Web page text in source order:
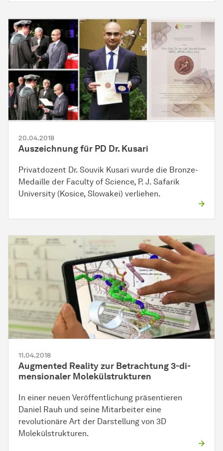
20.04.2018
Auszeichnung für PD Dr. Kusari
Privatdozent Dr. Souvik Kusari wurde die Bronze-
Medaille der Faculty of Science, P. J. Safarik
University (Kosice, Slowakei) verliehen.
11.04.2018
Augmented Reality zur Betrachtung3-di­
men­sio­na­ler Molekülstrukturen
In einer neuen Veröffentlichung präsentieren
Daniel Rauh und seine Mit­ar­bei­ter eine
revolutionäre Art der Darstellung von 3D
Molekülstrukturen.